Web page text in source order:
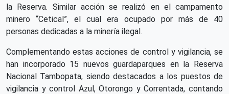
la Reserva. Similar acción se realizó en el campamento
minero “Cetical”, el cual era ocupado por más de 40
personas dedicadas a la minería ilegal.
Complementando estas acciones de control y vigilancia, se
han incorporado 15 nuevos guardaparques en la Reserva
Nacional Tambopata, siendo destacados a los puestos de
vigilancia y control Azul, Otorongo y Correntada, contando